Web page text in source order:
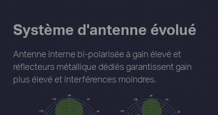
Système d'antenne évolué
Antenne interne bi-polarisée à gain élevé et
réflecteurs métallique dédiés garantissent gain
plus élevé et interférences moindres.